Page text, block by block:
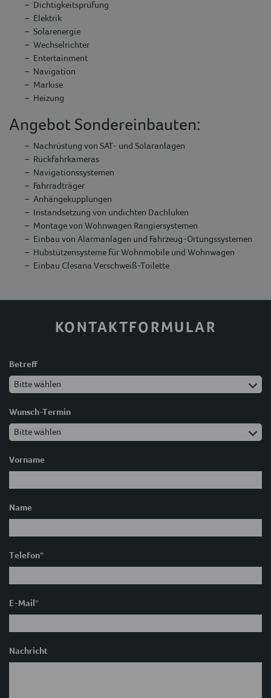
Dichtigkeitsprüfung
Elektrik
Solarenergie
Wechselrichter
Entertainment
Navigation
Markise
Heizung
Angebot Sondereinbauten:
Nachrüstung von SAT- und Solaranlagen
Rückfahrkameras
Navigationssystemen
Fahrradträger
Anhängekupplungen
Instandsetzung von undichten Dachluken
Montage von Wohnwagen Rangiersystemen
Einbau von Alarmanlagen und Fahrzeug-Ortungssystemen
Hubstützensysteme für Wohnmobile und Wohnwagen
Einbau Clesana Verschweiß-Toilette
KONTAKTFORMULAR
Betreff
Wunsch-Termin
Vorname
Name
Telefon*
E-Mail*
Nachricht